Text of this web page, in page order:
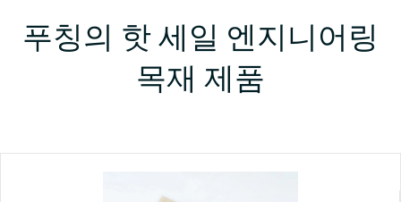
푸칭의 핫 세일 엔지니어링
목재 제품